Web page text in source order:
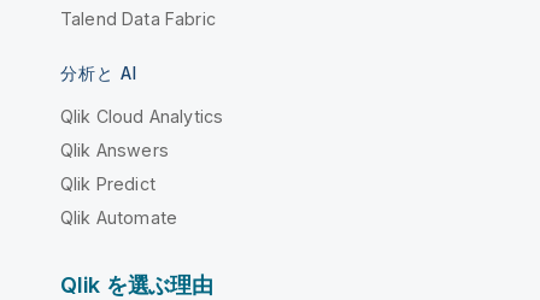
Talend Data Fabric
分析と AI
Qlik Cloud Analytics
Qlik Answers
Qlik Predict
Qlik Automate
Qlik を選ぶ理由